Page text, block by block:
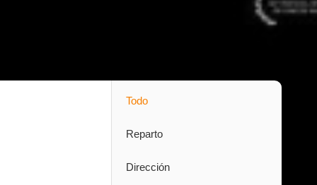
Todo
Reparto
Dirección